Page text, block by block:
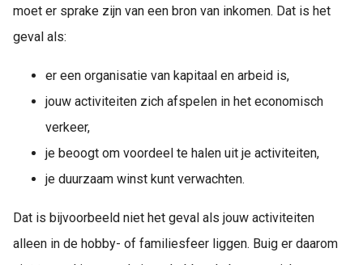
moet er sprake zijn van een bron van inkomen. Dat is het
geval als:
er een organisatie van kapitaal en arbeid is,
jouw activiteiten zich afspelen in het economisch
verkeer,
je beoogt om voordeel te halen uit je activiteiten,
je duurzaam winst kunt verwachten.
Dat is bijvoorbeeld niet het geval als jouw activiteiten
alleen in de hobby- of familiesfeer liggen. Buig er daarom